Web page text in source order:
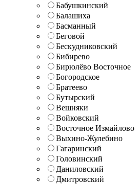
Бабушкинский
Балашиха
Басманный
Беговой
Бескудниковский
Бибирево
Бирюлёво Восточное
Богородское
Братеево
Бутырский
Вешняки
Войковский
Восточное Измайлово
Выхино-Жулебино
Гагаринский
Головинский
Даниловский
Дмитровский